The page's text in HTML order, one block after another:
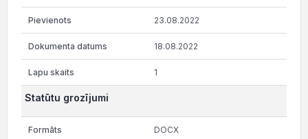
23.08.2022
18.08.2022
1
Statūtu grozījumi
DOCX